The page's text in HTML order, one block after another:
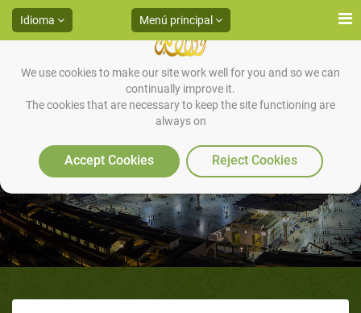
We use cookies to make our site work well for you and so we can
continually improve it.
The cookies that are necessary to keep the site functioning are
always on
Accept Cookies Reject Cookies
Idioma Menú principal
Caminar Rápido